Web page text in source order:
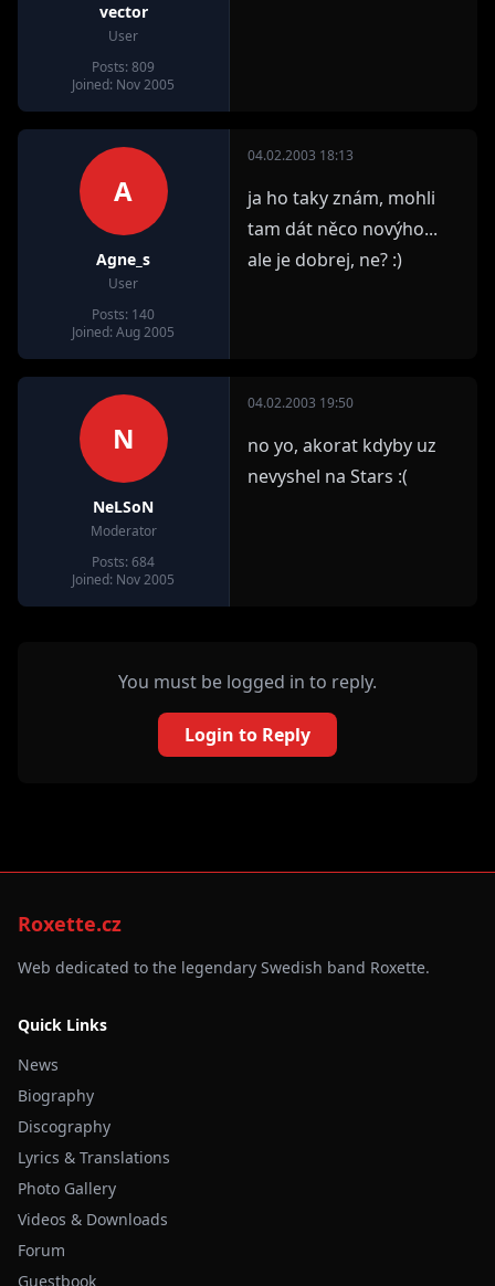
vector
User
Posts: 809
Joined: Nov 2005
A
Agne_s
User
Posts: 140
Joined: Aug 2005
04.02.2003 18:13
ja ho taky znám, mohli
tam dát něco novýho...
ale je dobrej, ne? :)
N
NeLSoN
Moderator
Posts: 684
Joined: Nov 2005
04.02.2003 19:50
no yo, akorat kdyby uz
nevyshel na Stars :(
You must be logged in to reply.
Login to Reply
Roxette.cz
Web dedicated to the legendary Swedish band Roxette.
Quick Links
News
Biography
Discography
Lyrics & Translations
Photo Gallery
Videos & Downloads
Forum
Guestbook